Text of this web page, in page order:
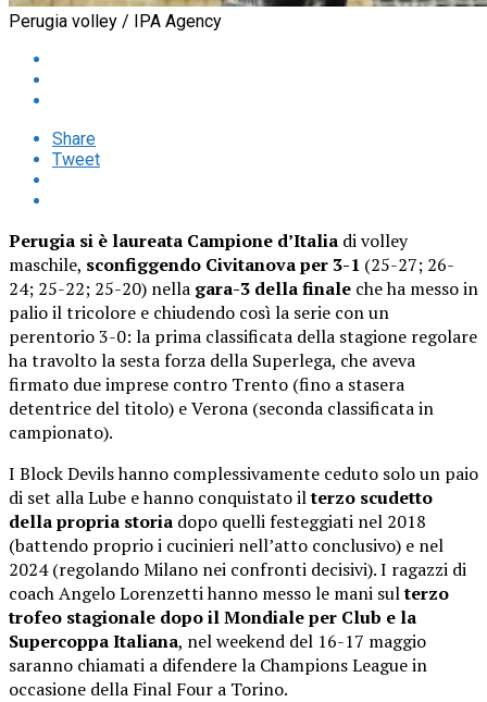
Perugia volley / IPA Agency
Share
Tweet
Perugia si è laureata Campione d’Italia di volley
maschile, sconfiggendo Civitanova per 3-1 (25-27; 26-
24; 25-22; 25-20) nella gara-3 della finale che ha messo in
palio il tricolore e chiudendo così la serie con un
perentorio 3-0: la prima classificata della stagione regolare
ha travolto la sesta forza della Superlega, che aveva
firmato due imprese contro Trento (fino a stasera
detentrice del titolo) e Verona (seconda classificata in
campionato).
I Block Devils hanno complessivamente ceduto solo un paio
di set alla Lube e hanno conquistato ilterzo scudetto
della propria storia dopo quelli festeggiati nel 2018
(battendo proprio i cucinieri nell’atto conclusivo) e nel
2024 (regolando Milano nei confronti decisivi). I ragazzi di
coach Angelo Lorenzetti hanno messo le mani sulterzo
trofeo stagionale dopo il Mondiale per Club e la
Supercoppa Italiana, nel weekend del 16-17 maggio
saranno chiamati a difendere la Champions League in
occasione della Final Four a Torino.